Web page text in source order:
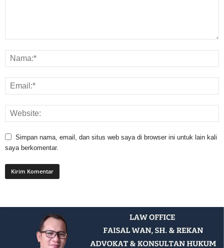
Simpan nama, email, dan situs web saya di browser ini untuk lain kali
saya berkomentar.